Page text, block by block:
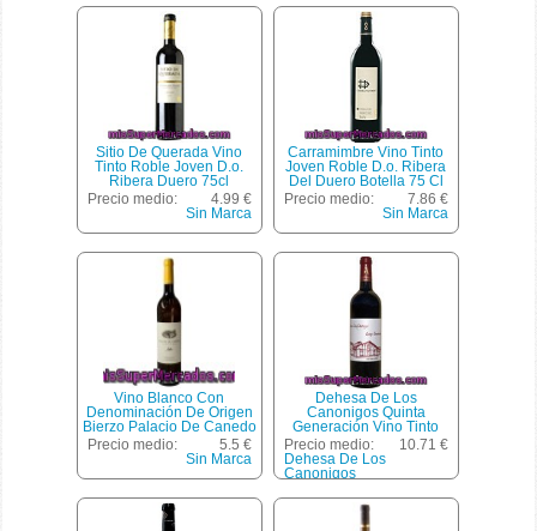
Sitio De Querada Vino
Tinto Roble Joven D.o.
Ribera Duero 75cl
Precio medio:
4.99 €
Sin Marca
Carramimbre Vino Tinto
Joven Roble D.o. Ribera
Del Duero Botella 75 Cl
Precio medio:
7.86 €
Sin Marca
Vino Blanco Con
Denominación De Origen
Bierzo Palacio De Canedo
Botella De 75 Centilitros
Precio medio:
5.5 €
Sin Marca
Dehesa De Los
Canonigos Quinta
Generación Vino Tinto
Joven Roble D.o. Ribera
Del Duero Botella 75 Cl
Precio medio:
10.71 €
Dehesa De Los
Canonigos